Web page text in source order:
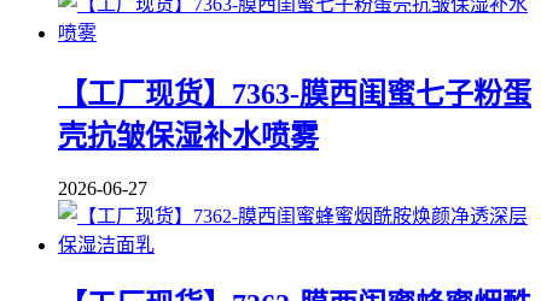
【工厂现货】7363-膜西闺蜜七子粉蛋
壳抗皱保湿补水喷雾
2026-06-27